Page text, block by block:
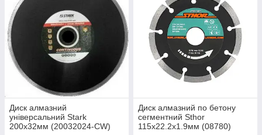
Диск алмазний
універсальний Stark
200x32мм (20032024-CW)
Диск алмазний по бетону
сегментний Sthor
115x22.2x1.9мм (08780)